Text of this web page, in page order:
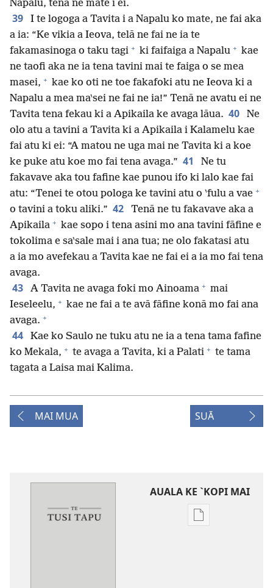
Napalu, tenā ne mate i ei.
39
I te logoga a Tavita i a Napalu ko mate, ne fai aka
a ia: “Ke vikia a Ieova, telā ne fai ne ia te
fakamasinoga o taku tagi + ki faifaiga a Napalu + kae
ne taofi aka ne ia tena tavini mai te faiga o se mea
masei, + kae ko oti ne toe fakafoki atu ne Ieova ki a
Napalu a mea ma‵sei ne fai ne ia!” Tenā ne avatu ei ne
Tavita tena fekau ki a Apikaila ke avaga lāua. 40
Ne
olo atu a tavini a Tavita ki a Apikaila i Kalamelu kae
fai atu ki ei: “A matou ne uga mai ne Tavita ki a koe
ke puke atu koe mo fai tena avaga.” 41
Ne tu
fakavave aka tou fafine kae punou ifo ki lalo kae fai
atu: “Tenei te otou pologa ke tavini atu o ‵fulu a vae +
o tavini a toku aliki.” 42
Tenā ne tu fakavave aka a
Apikaila + kae sopo i tena asini mo ana tavini fāfine e
tokolima e sa‵sale mai i ana tua; ne olo fakatasi atu
a ia mo avefekau a Tavita kae ne fai ei a ia mo fai tena
avaga.
43 A Tavita ne avaga foki mo Ainoama + mai
Ieseleelu, + kae ne fai a te avā fāfine konā mo fai ana
avaga. +
44
Kae ko Saulo ne tuku atu ne ia a tena tama fafine
ko Mekala, + te avaga a Tavita, ki a Palati + te tama
tagata a Laisa mai Kalima.
MAI MUA SUĀ
AUALA KE `KOPI MAI
Auala